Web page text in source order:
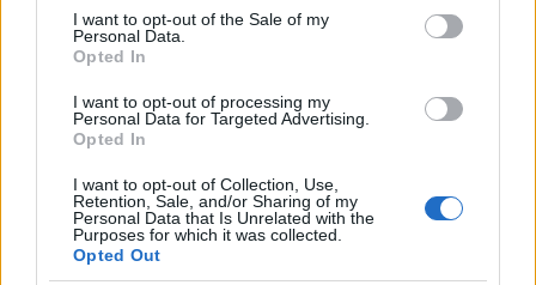
consent section.
I want to opt-out of the Sale of my
Personal Data.
Opted In
I want to opt-out of processing my
Personal Data for Targeted Advertising.
Opted In
I want to opt-out of Collection, Use,
Retention, Sale, and/or Sharing of my
Personal Data that Is Unrelated with the
Purposes for which it was collected.
Opted Out
Continua a leggere
B2B NEWS